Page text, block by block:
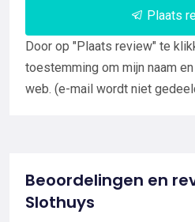
Plaats
Door op "Plaats review" te
toestemming om mijn naam
web. (e-mail wordt niet
Beoordelingen en
Slothuys